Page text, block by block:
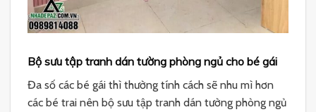
Bộ sưu tập tranh dán tường phòng ngủ cho bé gái
Đa số các bé gái thì thường tính cách sẽ nhu mì hơn
các bé trai nên bộ sưu tập tranh dán tường phòng ngủ